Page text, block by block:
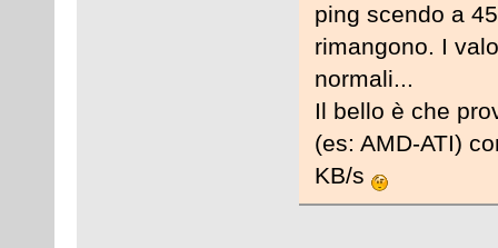
ping scendo a
rimangono. I
normali...
Il bello è che
(es: AMD-ATI)
KB/s